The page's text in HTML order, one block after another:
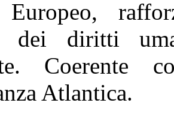
Europeo,
dei diritti
Coerente
Atlantica.